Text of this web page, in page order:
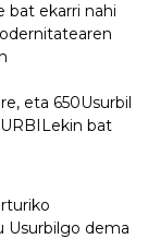
bat ekarri nahi
eta 650Usurbil
bat
Usurbilgo dema